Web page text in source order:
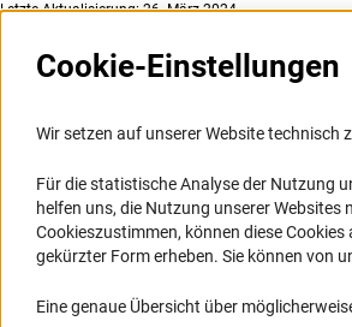
Letzte Aktualisierung: 26. März 2024
Informationssysteme
Portal Wissenschaftliche Integrität
GEPRIS
GEPRIS historisch
RIsources
FAQ
Karriere
Logo und
Cookie-Einstellungen
Wir setzen auf unserer Website technisch
Für die statistische Analyse der Nutzung
helfen uns, die Nutzung unserer
Cookieszustimmen, können diese
gekürzter Form erheben. Sie können von
Eine genaue Übersicht über